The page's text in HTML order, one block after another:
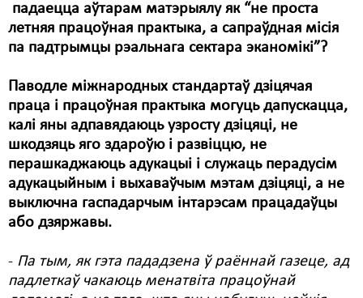
падаецца аўтарам матэрыялу як “не проста
летняя працоўная практыка, а сапраўдная місія
па падтрымцы рэальнага сектара эканомікі”?
Паводле міжнародных стандартаў дзіцячая
праца і працоўная практыка могуць дапускацца,
калі яны адпавядаюць узросту дзіцяці, не
шкодзяць яго здароўю і развіццю, не
перашкаджаюць адукацыі і служаць перадусім
адукацыйным і выхаваўчым мэтам дзіцяці, а не
выключна гаспадарчым інтарэсам працадаўцы
або дзяржавы.
- Па тым, як гэта пададзена ў раённай газеце, ад
падлеткаў чакаюць менатвіта працоўнай